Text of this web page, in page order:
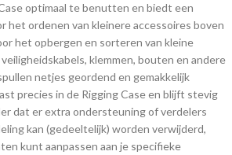
optimaal te benutten en biedt een
het ordenen van kleinere accessoires boven
het opbergen en sorteren van kleine
klemmen, bouten en andere
netjes geordend en gemakkelijk
precies in de Rigging Case en blijft stevig
dat er extra ondersteuning of verdelers
kan (gedeeltelijk) worden verwijderd,
kunt aanpassen aan je specifieke